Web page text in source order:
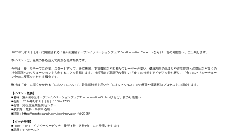
2026年1月19日（月）に開催される「第4回港区オープンイノベーションフェア Food Innovation Circle 〜ひらけ、食の可能性〜」に出展します。
本イベントは、産業の枠を超えて共創を促す祭典です。
今年は「食」をテーマに企業、スタートアップ、研究機関、支援機関など多様なプレーヤーが集い、健康志向の高まりや環境問題への対応など多くの
社会課題へのソリューションを共創することを目指します。持続可能で革新的な新しい「食」の技術やアイデアを持ち寄り、「食」のバリューチェー
ン全体に変革をもたらす機会です。
弊社は「食」に深くかかわる「におい」について、最先端技術を用いた「におい×AI×DX」での事業や課題解決プロセスをご紹介します。
【イベント概要】
■名称：第4回港区オープンイノベーションフェア Food Innovation Circle〜ひらけ、食の可能性〜
■会期：2026年1月19日（月） 13:00～17:30
■会場：港区立産業振興センター
■参加費：無料（事前申込制）
■詳細：https://minato-sansin.com/openinnovation_fair2025/
【ピッチ登壇】
■16:10～16:45 イノベーターピッチ 後半8社（各社3分）にも登壇いたします
■場所：11Fホール小